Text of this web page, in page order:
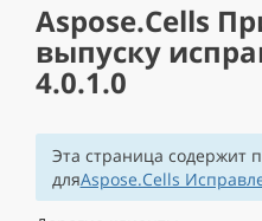
Aspose.Cells
выпуску
4.0.1.0
Эта страница содержит
дляAspose.Cells